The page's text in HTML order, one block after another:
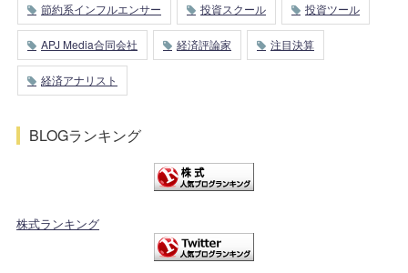
節約系インフルエンサー 投資スクール 投資ツール
APJ Media合同会社 経済評論家 注目決算
経済アナリスト
BLOGランキング
株式ランキング